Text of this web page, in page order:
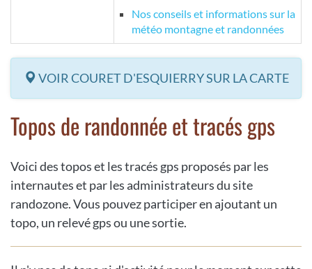
Nos conseils et informations sur la
météo montagne et randonnées
VOIR COURET D'ESQUIERRY SUR LA CARTE
Topos de randonnée et tracés gps
Voici des topos et les tracés gps proposés par les
internautes et par les administrateurs du site
randozone. Vous pouvez participer en ajoutant un
topo, un relevé gps ou une sortie.